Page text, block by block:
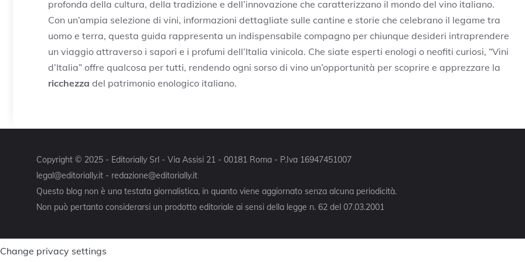
profonda della cultura, della tradizione e dell’innovazione che caratterizzano il mondo del vino italiano.
Con un’ampia selezione di vini, informazioni dettagliate sulle cantine e storie che celebrano il legame tra
uomo e terra, questa guida rappresenta un indispensabile compagno per chiunque desideri intraprendere
un viaggio attraverso i sapori e i profumi dell’Italia vinicola. Che siate esperti enologi o neofiti curiosi, “Vini
d’Italia” offre qualcosa per tutti, rendendo ogni sorso di vino un’opportunità per scoprire e apprezzare la
ricchezza del patrimonio enologico italiano.
Copyright © 2025 - Editorially Srl - Via Assisi 21 - 00181 Roma - P.Iva 16947451007
legal@editorially.it - redazione@editorially.it
Questo blog non è una testata giornalistica, in quanto viene aggiornato senza alcuna periodicità.
Non può pertanto considerarsi un prodotto editoriale ai sensi della legge n. 62 del 07.03.2001
Change privacy settings